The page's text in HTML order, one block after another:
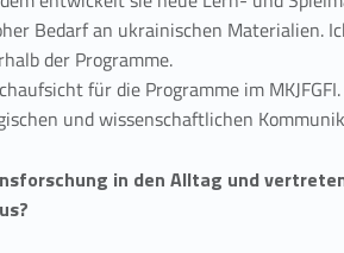
Bedarf an ukrainischen Materialien.
der Programme.
für die Programme im
und wissenschaftlichen
in den Alltag und